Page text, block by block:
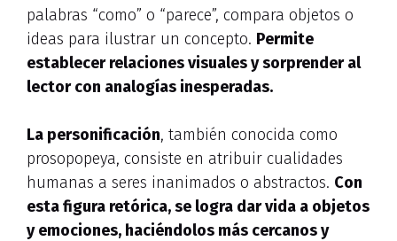
palabras “como” o “parece”, compara objetos o
ideas para ilustrar un concepto. Permite
establecer relaciones visuales y sorprender al
lector con analogías inesperadas.
La personificación, también conocida como
prosopopeya, consiste en atribuir cualidades
humanas a seres inanimados o abstractos. Con
esta figura retórica, se logra dar vida a objetos
y emociones, haciéndolos más cercanos y